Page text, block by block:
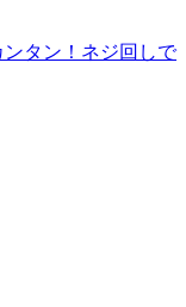
ンタン！ネジ回しで